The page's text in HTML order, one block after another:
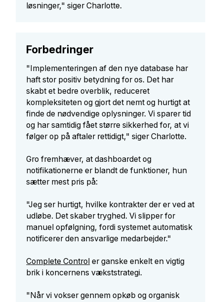
løsninger," siger Charlotte.
Forbedringer
"Implementeringen af den nye database har
haft stor positiv betydning for os. Det har
skabt et bedre overblik, reduceret
kompleksiteten og gjort det nemt og hurtigt at
finde de nødvendige oplysninger. Vi sparer tid
og har samtidig fået større sikkerhed for, at vi
følger op på aftaler rettidigt," siger Charlotte.
Gro fremhæver, at dashboardet og
notifikationerne er blandt de funktioner, hun
sætter mest pris på:
"Jeg ser hurtigt, hvilke kontrakter der er ved at
udløbe. Det skaber tryghed. Vi slipper for
manuel opfølgning, fordi systemet automatisk
notificerer den ansvarlige medarbejder."
Complete Control er ganske enkelt en vigtig
brik i koncernens vækststrategi.
"Når vi vokser gennem opkøb og organisk